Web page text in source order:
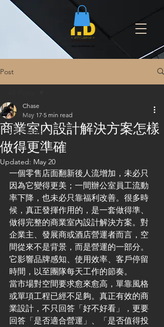
Post
All Posts
Style Options
商業室內設計解決方案怎樣
做得更準確
Chase
May 17 5 min read
Updated: May 20
一個零售店面翻新後人流增加，未必只
因為它變得更美；一間辦公室員工流動
率下降，也未必只靠福利改善。很多時
候，真正發揮作用的，是一套做得準、
做得完整的商業室內設計解決方案。對
企業主、發展商或酒店營運者而言，空
間從來不是背景，而是營運的一部分。
它影響品牌感知、使用效率、客戶停留
時間，以至團隊每天工作的節奏。
當市場對空間要求愈來愈高，單靠風格
或單項工程已經不足夠。真正有效的商
業設計，不只回答「好不好看」，更要
回答「是否適合營運」、「是否值得投